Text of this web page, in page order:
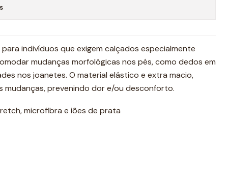
indivíduos que exigem calçados especialmente
mudanças morfológicas nos pés, como dedos em
nos joanetes. O material elástico e extra macio,
mudanças, prevenindo dor e/ou desconforto.
microfibra e iões de prata